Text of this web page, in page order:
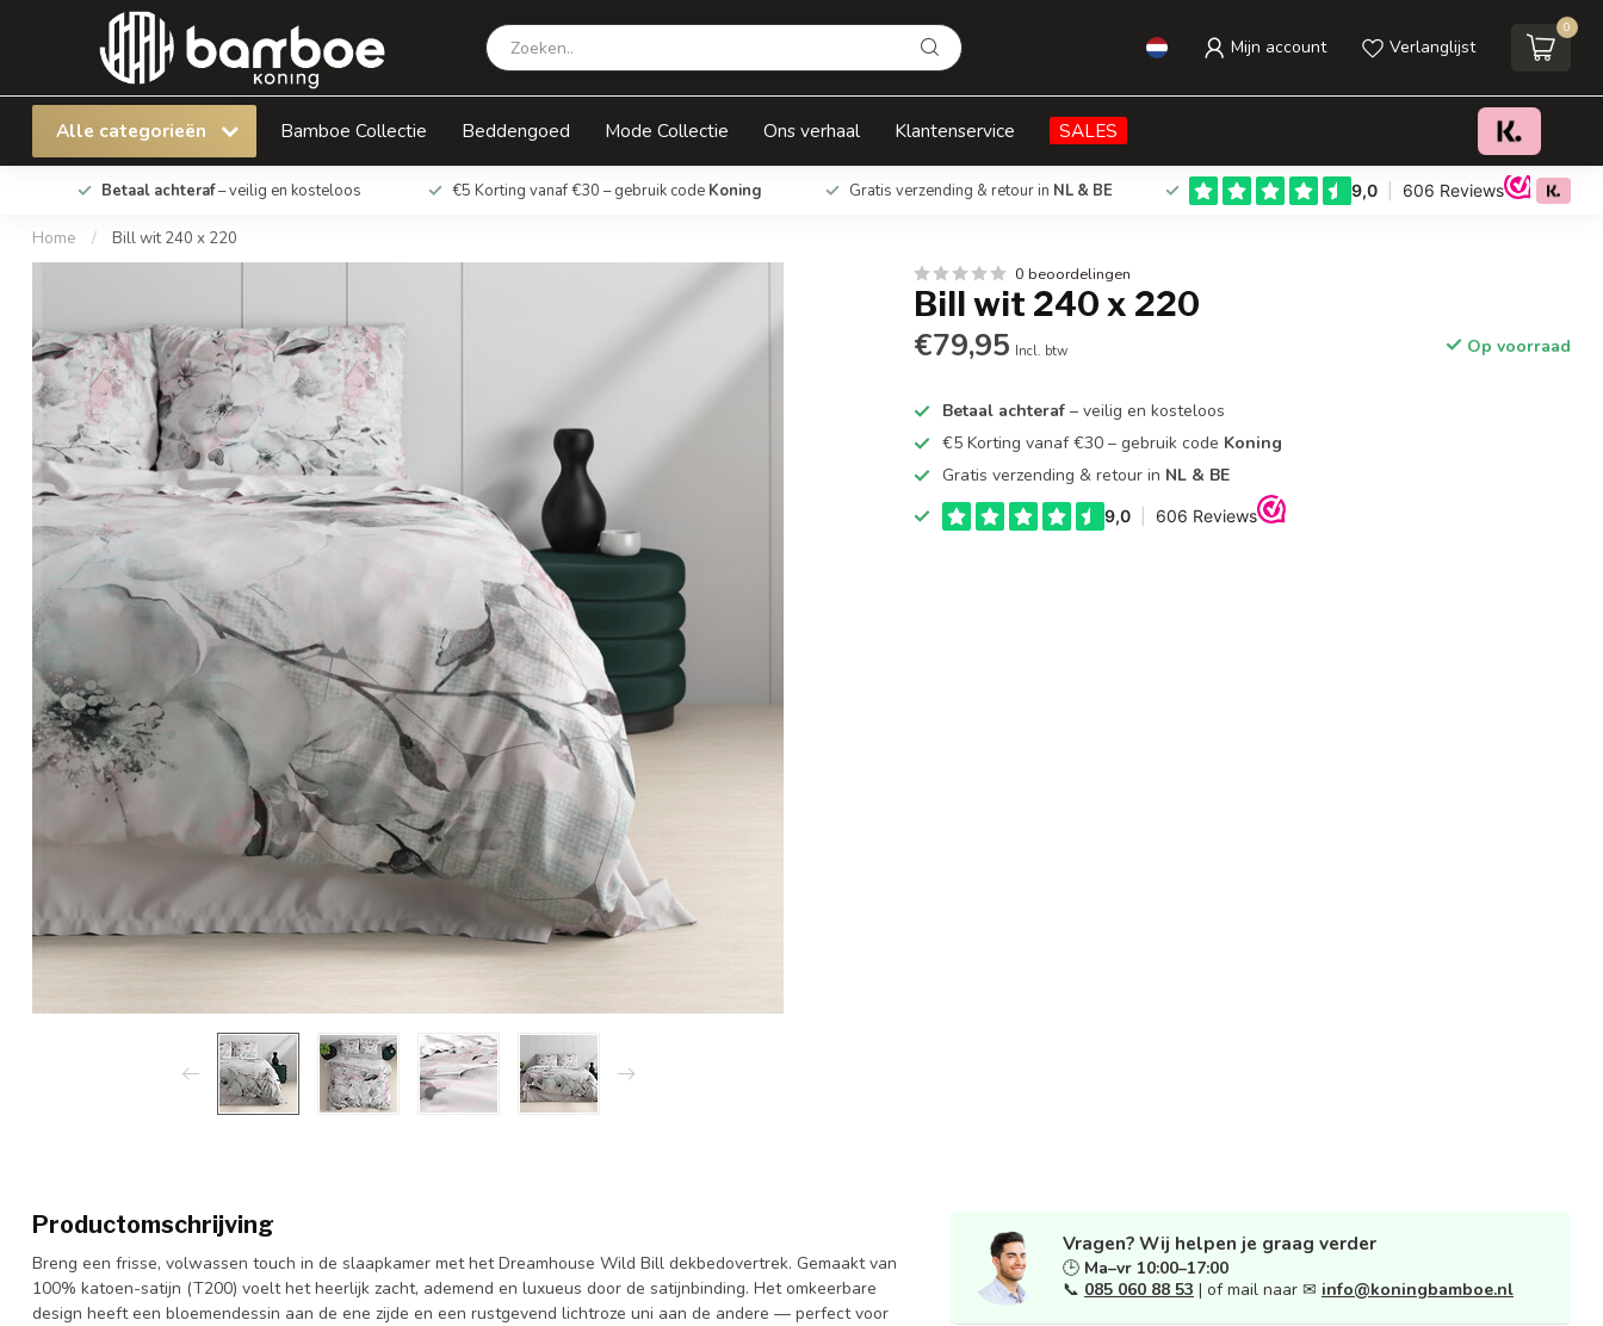
Mijn account Verlanglijst
0
Alle categorieën Bamboe Collectie Beddengoed Mode Collectie Ons verhaal Klantenservice SALES
Betaal achteraf– veilig en kosteloos €5 Korting vanaf €30 – gebruik code Koning Gratis verzending & retour in NL & BE
Home / Bill wit 240 x 220
Bill wit 240 x 220 Toevoegen aan winkelwagen
0 beoordelingen
Bill wit 240 x 220
€79,95 Incl. btw Op voorraad
Betaal achteraf – veilig en kosteloos
€5 Korting vanaf €30 – gebruik code Koning
Gratis verzending & retour in NL & BE
Productomschrijving
Breng een frisse, volwassen touch in de slaapkamer met het Dreamhouse Wild Bill dekbedovertrek. Gemaakt van
100% katoen-satijn (T200) voelt het heerlijk zacht, ademend en luxueus door de satijnbinding. Het omkeerbare
design heeft een bloemendessin aan de ene zijde en een rustgevend lichtroze uni aan de andere — perfect voor
Vragen? Wij helpen je graag verder
🕒 Ma–vr 10:00–17:00
📞 085 060 88 53 | of mail naar ✉ info@koningbamboe.nl